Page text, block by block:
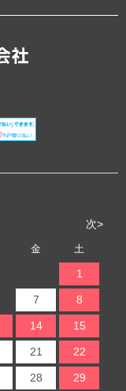
次>
金 土
1
7 8
14 15
21 22
28 29